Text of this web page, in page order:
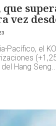
que
vez
Pacífico, el
Hang